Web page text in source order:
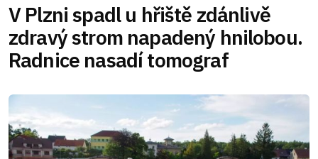
V Plzni spadl u hřiště zdánlivě
zdravý strom napadený hnilobou.
Radnice nasadí tomograf